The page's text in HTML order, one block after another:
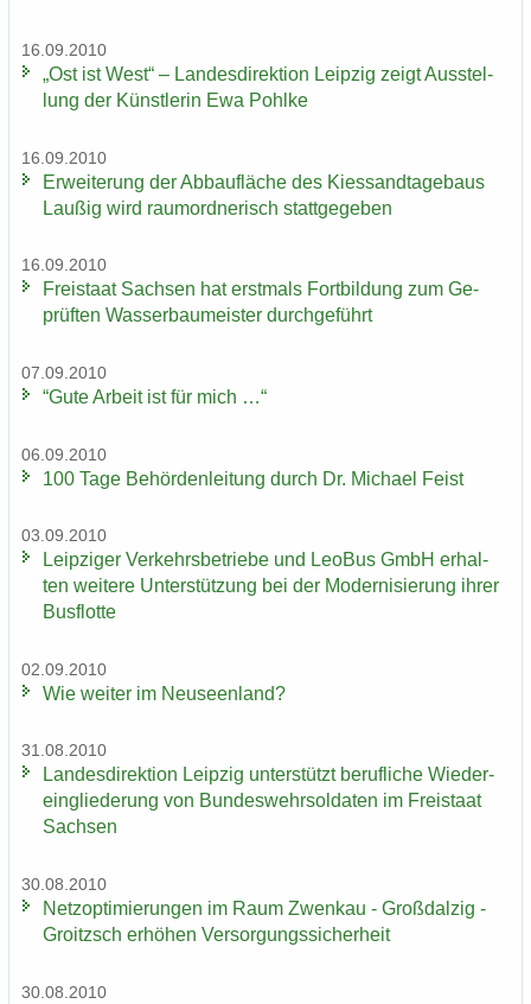
16.09.2010
„Ost ist West“ – Lan­des­di­rek­ti­on Leip­zig zeigt Aus­stel­
lung der Künst­le­rin Ewa Pohl­ke
16.09.2010
Er­wei­te­rung der Ab­bau­flä­che des Kies­sand­ta­ge­baus
Lau­ßig wird raum­ord­ne­risch statt­ge­ge­ben
16.09.2010
Frei­staat Sach­sen hat erst­mals Fort­bil­dung zum Ge­
prüf­ten Was­ser­bau­meis­ter durch­ge­führt
07.09.2010
“Gute Ar­beit ist für mich …“
06.09.2010
100 Tage Be­hör­den­lei­tung durch Dr. Mi­cha­el Feist
03.09.2010
Leip­zi­ger Ver­kehrs­be­trie­be und LeoBus GmbH er­hal­
ten wei­te­re Un­ter­stüt­zung bei der Mo­der­ni­sie­rung ihrer
Bus­flot­te
02.09.2010
Wie wei­ter im Neu­seen­land?
31.08.2010
Lan­des­di­rek­ti­on Leip­zig un­ter­stützt be­ruf­li­che Wie­der­
ein­glie­de­rung von Bun­des­wehr­sol­da­ten im Frei­staat
Sach­sen
30.08.2010
Netz­op­ti­mie­run­gen im Raum Zwenkau - Groß­dal­zig -
Groitzsch er­hö­hen Ver­sor­gungs­si­cher­heit
30.08.2010